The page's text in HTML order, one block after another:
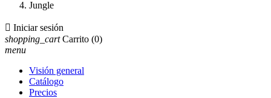
Jungle
 Iniciar sesión
shopping_cart Carrito (0)
menu
Visión general
Catálogo
Precios